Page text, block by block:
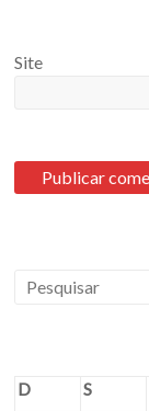
Site
D
S